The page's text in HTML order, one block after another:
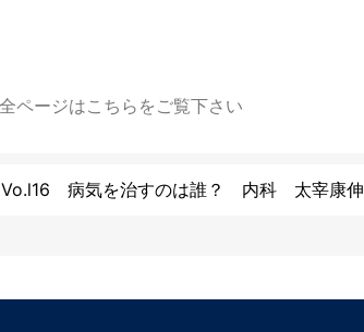
ページはこちらをご覧下さい
Vo.l16 病気を治すのは誰？ 内科 太宰康伸